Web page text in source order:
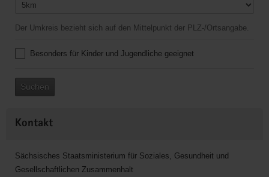
Der Umkreis bezieht sich auf den Mittelpunkt der PLZ-/Ortsangabe.
Besonders für Kinder und Jugendliche geeignet
Suchen
Kontakt
Sächsisches Staatsministerium für Soziales, Gesundheit und
Gesellschaftlichen Zusammenhalt